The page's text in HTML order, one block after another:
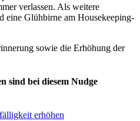
verlassen. Als weitere
eine Glühbirne am Housekeeping-
sowie die Erhöhung der
sind bei diesem Nudge
erhöhen